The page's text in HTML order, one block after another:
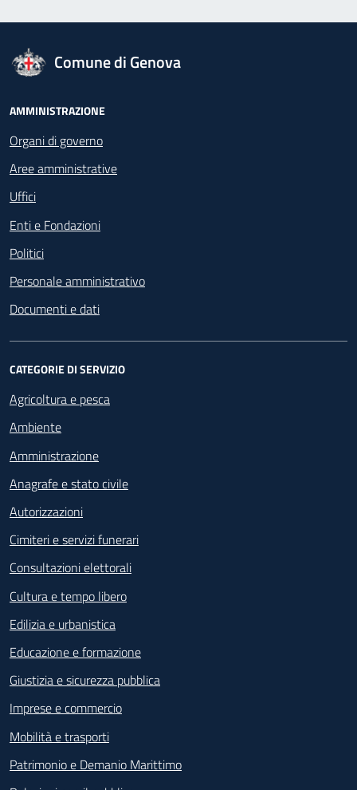
logo Unione Europea
Comune di Genova
Footer - Navigazione
AMMINISTRAZIONE
Organi di governo
Aree amministrative
Uffici
Enti e Fondazioni
Politici
Personale amministrativo
Documenti e dati
CATEGORIE DI SERVIZIO
Agricoltura e pesca
Ambiente
Amministrazione
Anagrafe e stato civile
Autorizzazioni
Cimiteri e servizi funerari
Consultazioni elettorali
Cultura e tempo libero
Edilizia e urbanistica
Educazione e formazione
Giustizia e sicurezza pubblica
Imprese e commercio
Mobilità e trasporti
Patrimonio e Demanio Marittimo